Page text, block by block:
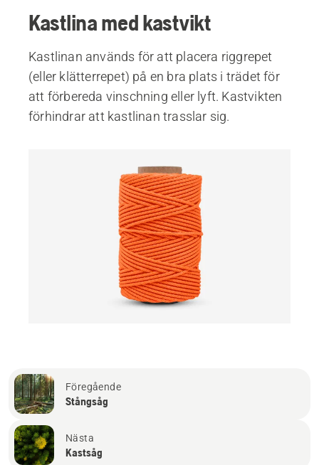
Kastlina med kastvikt
Kastlinan används för att placera riggrepet
(eller klätterrepet) på en bra plats i trädet för
att förbereda vinschning eller lyft. Kastvikten
förhindrar att kastlinan trasslar sig.
Föregående
Stångsåg
Nästa
Kastsåg